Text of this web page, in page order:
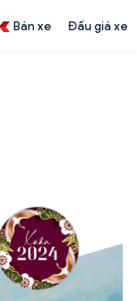
Bán xe Đấu giá xe